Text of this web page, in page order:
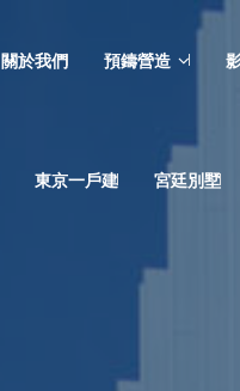
關於我們 預鑄營造
東京一戶建 宮廷別墅